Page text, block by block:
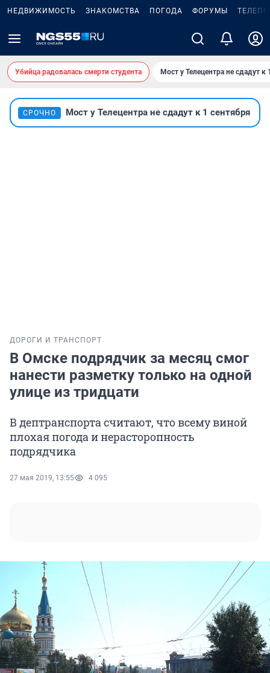
НЕДВИЖИМОСТЬ ЗНАКОМСТВА ПОГОДА ФОРУМЫ
Убийца радовалась смерти студента Мост у Телецентра не сдадут к
СРОЧНО Мост у Телецентра не сдадут к 1 сентября
ДОРОГИ И ТРАНСПОРТ
В Омске подрядчик за месяц смог
нанести разметку только на одной
улице из тридцати
В дептранспорта считают, что всему виной
плохая погода и нерасторопность
подрядчика
27 мая 2019, 13:55 4 095